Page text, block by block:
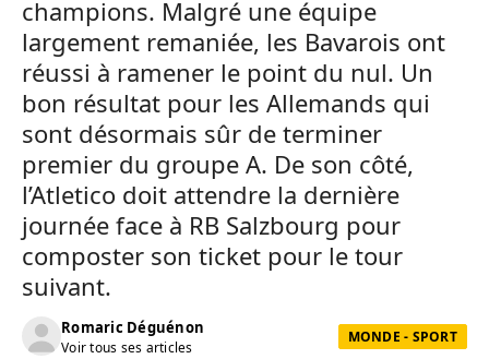
champions. Malgré une équipe
largement remaniée, les Bavarois ont
réussi à ramener le point du nul. Un
bon résultat pour les Allemands qui
sont désormais sûr de terminer
premier du groupe A. De son côté,
l’Atletico doit attendre la dernière
journée face à RB Salzbourg pour
composter son ticket pour le tour
suivant.
Romaric Déguénon
Voir tous ses articles
MONDE - SPORT